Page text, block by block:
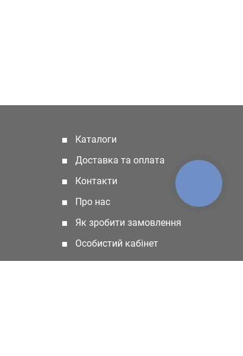
Каталоги
Доставка та оплата
Контакти
Про нас
Як зробити замовлення
Особистий кабінет